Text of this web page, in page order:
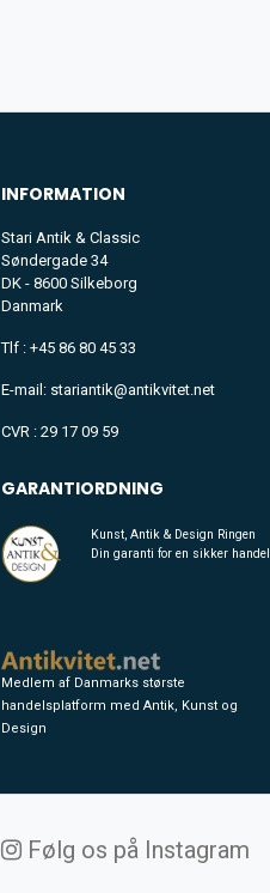
INFORMATION
Stari Antik & Classic
Søndergade 34
DK - 8600 Silkeborg
Danmark
Tlf : +45 86 80 45 33
E-mail: stariantik@antikvitet.net
CVR : 29 17 09 59
GARANTIORDNING
Kunst, Antik & Design Ringen
Din garanti for en sikker handel
Medlem af Danmarks største
handelsplatform med Antik, Kunst og
Design
Følg os på Instagram